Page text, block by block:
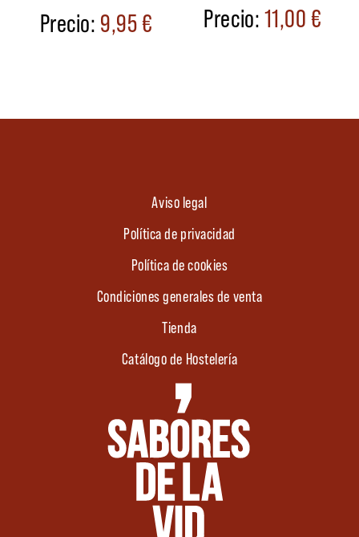
9,95€ 11,00€
Aviso legal
Política de privacidad
Política de cookies
Condiciones generales de venta
Tienda
Catálogo de Hostelería